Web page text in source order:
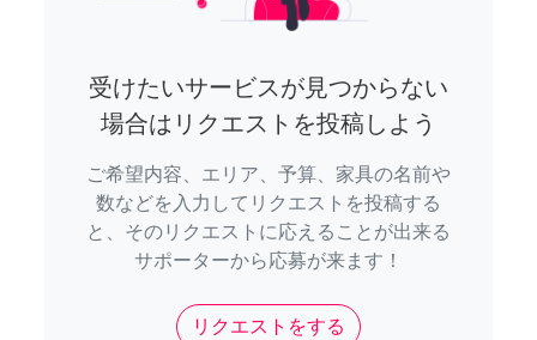
受けたいサービスが見つからない
場合はリクエストを投稿しよう
ご希望内容、エリア、予算、家具の名前や
数などを入力してリクエストを投稿する
と、そのリクエストに応えることが出来る
サポーターから応募が来ます！
リクエストをする